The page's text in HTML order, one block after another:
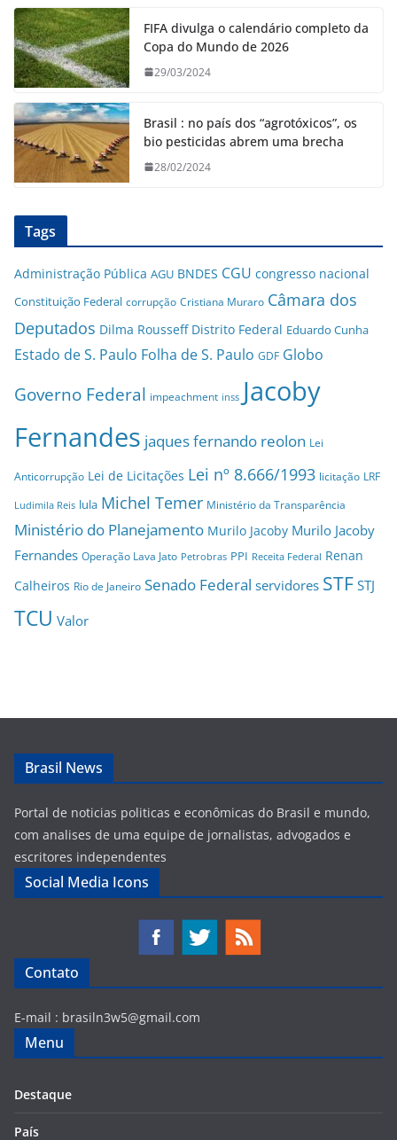
FIFA divulga o calendário completo da
Copa do Mundo de 2026
29/03/2024
Brasil : no país dos “agrotóxicos”, os
bio pesticidas abrem uma brecha
28/02/2024
Tags
Administração Pública AGU BNDES CGU congresso nacional
Constituição Federal corrupção Cristiana Muraro Câmara dos
Deputados Dilma Rousseff Distrito Federal Eduardo Cunha
Estado de S. Paulo Folha de S. Paulo GDF Globo
Governo Federal impeachment inss Jacoby
Fernandes jaques fernando reolon Lei
Anticorrupção Lei de Licitações Lei nº 8.666/1993 licitação LRF
Ludimila Reis lula Michel Temer Ministério da Transparência
Ministério do Planejamento Murilo Jacoby Murilo Jacoby
Fernandes Operação Lava Jato Petrobras PPI Receita Federal Renan
Calheiros Rio de Janeiro Senado Federal servidores STF STJ
TCU Valor
Brasil News
Portal de noticias politicas e econômicas do Brasil e mundo,
com analises de uma equipe de jornalistas, advogados e
escritores independentes
Social Media Icons
Contato
E-mail : brasiln3w5@gmail.com
Menu
Destaque
País